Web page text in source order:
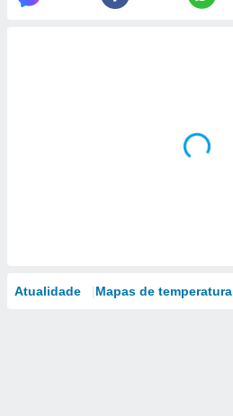
Atualidade Mapas de temperatura